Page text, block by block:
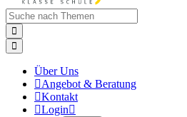


Über Uns
Angebot & Beratung
Kontakt
Login